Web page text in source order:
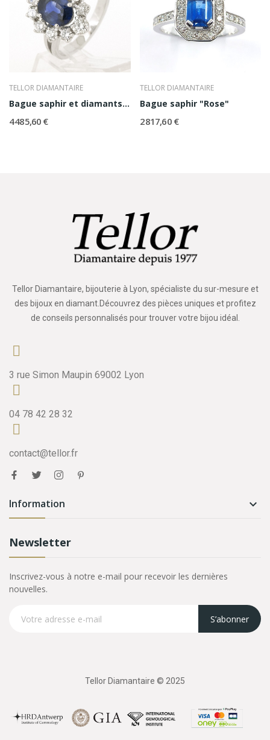
TELLOR DIAMANTAIRE
Bague saphir et diamants Eva
4 485,60 €
TELLOR DIAMANTAIRE
Bague saphir "Rose"
2 817,60 €
Tellor Diamantaire, bijouterie à Lyon, spécialiste du sur-mesure et
des bijoux en diamant.Découvrez des pièces uniques et profitez
de conseils personnalisés pour trouver votre bijou idéal.
3 rue Simon Maupin 69002 Lyon
04 78 42 28 32
contact@tellor.fr
Information 
Newsletter
Inscrivez-vous à notre e-mail pour recevoir les dernières
nouvelles.
S’abonner
Tellor Diamantaire © 2025